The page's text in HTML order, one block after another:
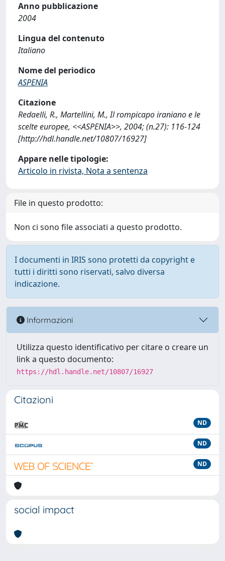
Anno pubblicazione
2004
Lingua del contenuto
Italiano
Nome del periodico
ASPENIA
Citazione
Redaelli, R., Martellini, M., Il rompicapo iraniano e le
scelte europee, <<ASPENIA>>, 2004; (n.27): 116-124
[http://hdl.handle.net/10807/16927]
Appare nelle tipologie:
Articolo in rivista, Nota a sentenza
File in questo prodotto:
Non ci sono file associati a questo prodotto.
I documenti in IRIS sono protetti da copyright e
tutti i diritti sono riservati, salvo diversa
indicazione.
Informazioni
Utilizza questo identificativo per citare o creare un
link a questo documento:
https://hdl.handle.net/10807/16927
Citazioni
ND
ND
ND
social impact